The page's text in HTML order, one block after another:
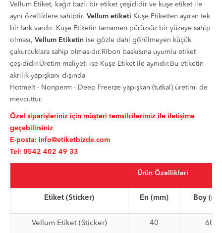
Vellum Etiket, kağıt bazlı bir etiket çeşididir ve kuşe etiket ile
aynı özelliklere sahiptir. Vellum etiketi Kuşe Etiketten ayıran tek
bir fark vardır. Kuşe Etiketin tamamen pürüzsüz bir yüzeye sahip
olması, Vellum Etiketin ise gözle dahi görülmeyen küçük
çukurcuklara sahip olmasıdır.Ribon baskısına uyumlu etiket
çeşididir.Üretim maliyeti ise Kuşe Etiket ile aynıdır.Bu etiketin
akrilik yapışkanı dışında
Hotmelt - Nonperm - Deep Freerze yapışkan (tutkal) üretimi de
mevcuttur.
Özel siparişleriniz için müşteri temsilcilerimiz ile iletişime
geçebilirsiniz
E-posta: info@etiketbizde.com
Tel: 0542 402 49 33
Ürün Özellikleri
Etiket (Sticker) En (mm) Boy
Vellum Etiket (Sticker) 40 60